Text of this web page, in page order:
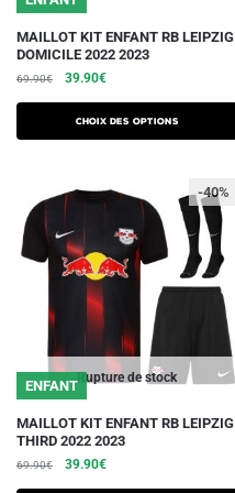
produit
MAILLOT KIT ENFANT RB LEIPZIG
DOMICILE 2022 2023
69.90€
Le
initial
était :
39.90€Le
actuel
est :
Choix des options
Ce
produit
a
plusieurs
variations.
options
peuvent
être
choisies
page
du
produit
Rupture de stock
ENFANT
-40%
MAILLOT KIT ENFANT RB LEIPZIG
THIRD 2022 2023
69.90€
Le
39.90€Le
Ce
produit
a